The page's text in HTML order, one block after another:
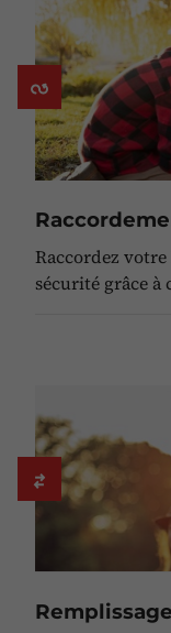
Raccordez
sécurité grâce à